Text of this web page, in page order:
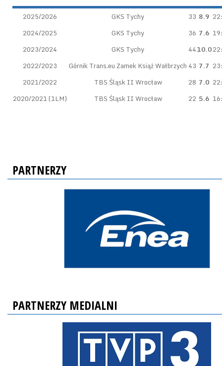
2025/2026 GKS Tychy 33 8.9
2024/2025
GKS Tychy 36 7.6
2023/2024
GKS Tychy 4410.0
2022/2023
Górnik Trans.eu Zamek Książ Wałbrzych 43 7.7
2021/2022
TBS Śląsk II Wrocław 28 7.0
2020/2021 (1LM)
TBS Śląsk II Wrocław 22 5.6
PARTNERZY
PARTNERZY MEDIALNI